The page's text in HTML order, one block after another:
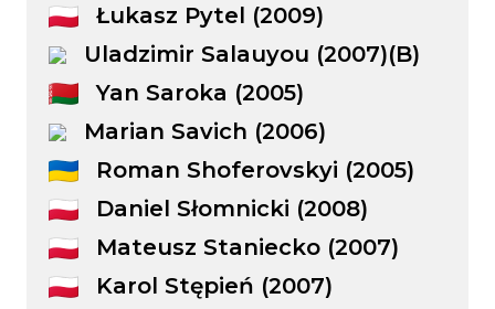
Łukasz Pytel (2009)
Uladzimir Salauyou (2007)(B)
Yan Saroka (2005)
Marian Savich (2006)
Roman Shoferovskyi (2005)
Daniel Słomnicki (2008)
Mateusz Staniecko (2007)
Karol Stępień (2007)